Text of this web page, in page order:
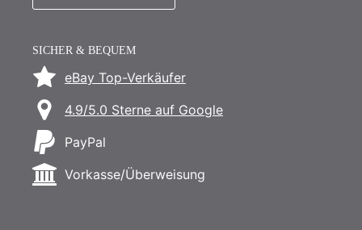
SICHER & BEQUEM
eBay Top-Verkäufer
4.9/5.0 Sterne auf Google
PayPal
Vorkasse/Überweisung